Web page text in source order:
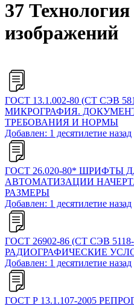
37
изображений
ГОСТ 13.1.002-80 (СТ СЭВ
МИКРОГРАФИЯ.
ТРЕБОВАНИЯ И НОРМЫ
Добавлен: 1 десятилетие назад
ГОСТ 26.020-80* ШРИФТЫ
АВТОМАТИЗАЦИИ
РАЗМЕРЫ
Добавлен: 1 десятилетие назад
ГОСТ 26902-86 (СТ СЭВ
РАДИОГРАФИЧЕСКИЕ
Добавлен: 1 десятилетие назад
ГОСТ Р 13.1.107-2005